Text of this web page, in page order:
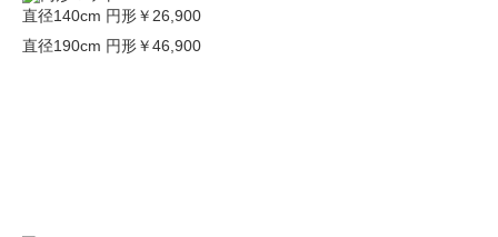
直径140cm 円形￥26,900
直径190cm 円形￥46,900